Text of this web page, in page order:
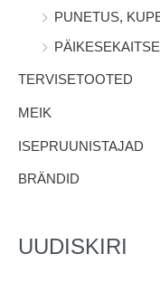
PUNETUS,
PÄIKESEKAITSE
TERVISETOOTED
MEIK
ISEPRUUNISTAJAD
BRÄNDID
UUDISKIRI